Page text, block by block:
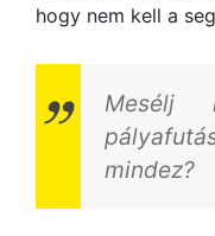
hogy nem kell a
Mesélj
mindez?